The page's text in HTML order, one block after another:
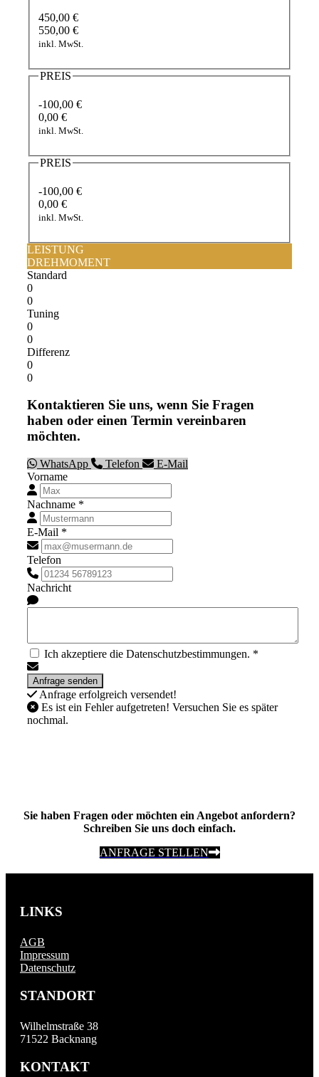
450,00 €
550,00 €
inkl. MwSt.
PREIS
-100,00 €
0,00 €
inkl. MwSt.
PREIS
-100,00 €
0,00 €
inkl. MwSt.
LEISTUNG
DREHMOMENT
Standard
0
0
Tuning
0
0
Differenz
0
0
Kontaktieren Sie uns, wenn Sie Fragen
haben oder einen Termin vereinbaren
möchten.
WhatsApp Telefon
E-Mail
Vorname
Nachname *
E-Mail *
Telefon
Nachricht
Ich akzeptiere die Datenschutzbestimmungen. *
Anfrage erfolgreich versendet!
Es ist ein Fehler aufgetreten! Versuchen Sie es später
nochmal.
Sie haben Fragen oder möchten ein Angebot anfordern?
Schreiben Sie uns doch einfach.
ANFRAGE STELLEN
LINKS
AGB
Impressum
Datenschutz
STANDORT
Wilhelmstraße 38
71522 Backnang
KONTAKT